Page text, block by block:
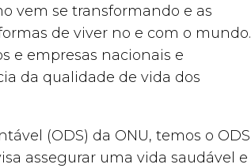
vem se transformando e as
de viver no e com o mundo.
e empresas nacionais e
da qualidade de vida dos
(ODS) da ONU, temos o ODS
assegurar uma vida saudável e